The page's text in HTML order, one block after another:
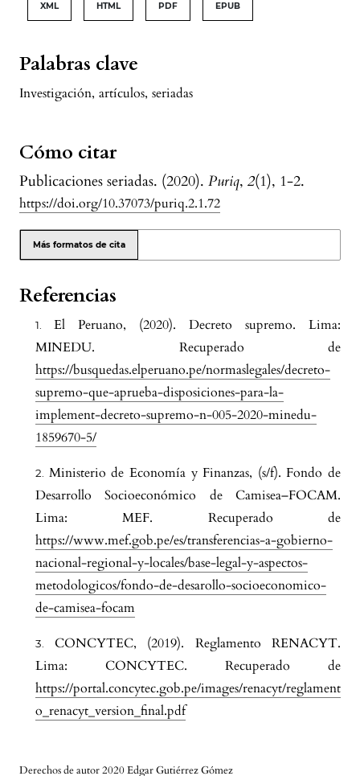
Palabras clave
Investigación, artículos, seriadas
Derechos de autor 2020 Edgar Gutiérrez Gómez
Cómo citar
Publicaciones seriadas. (2020). Puriq, 2(1), 1-2.
https://doi.org/10.37073/puriq.2.1.72
Más formatos de cita
XML HTML PDF EPUB
Referencias
El Peruano, (2020). Decreto supremo. Lima:
MINEDU. Recuperado de
https://busquedas.elperuano.pe/normaslegales/decreto-
supremo-que-aprueba-disposiciones-para-la-
implement-decreto-supremo-n-005-2020-minedu-
1859670-5/
Ministerio de Economía y Finanzas, (s/f). Fondo de
Desarrollo Socioeconómico de Camisea–FOCAM.
Lima: MEF. Recuperado de
https://www.mef.gob.pe/es/transferencias-a-gobierno-
nacional-regional-y-locales/base-legal-y-aspectos-
metodologicos/fondo-de-desarollo-socioeconomico-
de-camisea-focam
CONCYTEC, (2019). Reglamento RENACYT.
Lima: CONCYTEC. Recuperado de
https://portal.concytec.gob.pe/images/renacyt/reglament
o_renacyt_version_final.pdf